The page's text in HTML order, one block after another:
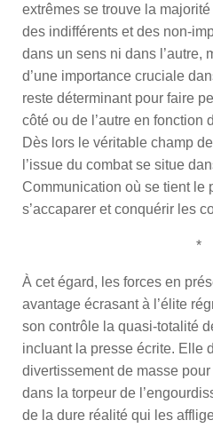
extrêmes se trouve la
des indifférents et des non-
dans un sens ni dans l’autre,
d’une importance cruciale
reste déterminant pour faire
côté ou de l’autre en fonction
Dès lors le véritable champ
l’issue du combat se situe
Communication où se tient le
s’accaparer et conquérir les
*
À cet égard, les forces en
avantage écrasant à l’élite
son contrôle la quasi-totalité
incluant la presse écrite. Elle
divertissement de masse
dans la torpeur de
de la dure réalité qui les